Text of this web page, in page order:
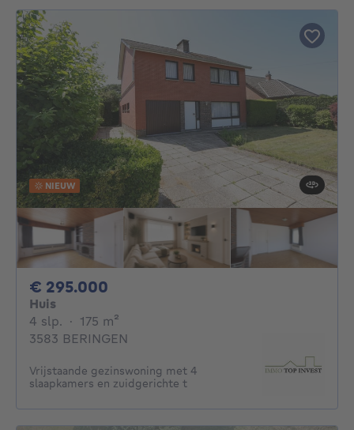
NIEUW
€ 295.000
Huis
4 slp. 4 slaapkamers
· 175 m²
3583 BERINGEN
Vrijstaande gezinswoning met 4
slaapkamers en zuidgerichte t